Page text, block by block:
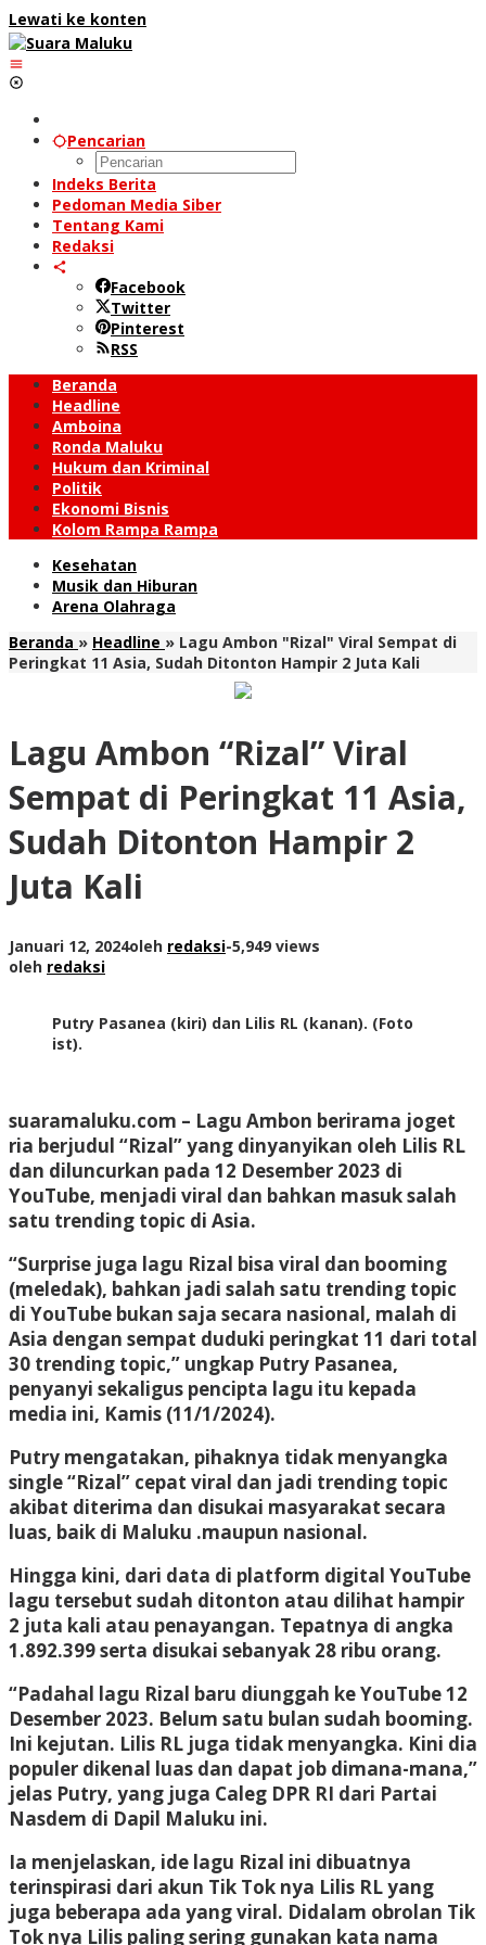
Lewati ke konten
Pencarian
Indeks Berita
Pedoman Media Siber
Tentang Kami
Redaksi
Facebook
Twitter
Pinterest
RSS
Beranda
Headline
Amboina
Ronda Maluku
Hukum dan Kriminal
Politik
Ekonomi Bisnis
Kolom Rampa Rampa
Kesehatan
Musik dan Hiburan
Arena Olahraga
Beranda » Headline » Lagu Ambon "Rizal" Viral Sempat di
Peringkat 11 Asia, Sudah Ditonton Hampir 2 Juta Kali
Lagu Ambon “Rizal” Viral
Sempat di Peringkat 11 Asia,
Sudah Ditonton Hampir 2
Juta Kali
Januari 12, 2024oleh redaksi-5,949 views
oleh redaksi
Putry Pasanea (kiri) dan Lilis RL (kanan). (Foto
ist).
suaramaluku.com – Lagu Ambon berirama joget
ria berjudul “Rizal” yang dinyanyikan oleh Lilis RL
dan diluncurkan pada 12 Desember 2023 di
YouTube, menjadi viral dan bahkan masuk salah
satu trending topic di Asia.
“Surprise juga lagu Rizal bisa viral dan booming
(meledak), bahkan jadi salah satu trending topic
di YouTube bukan saja secara nasional, malah di
Asia dengan sempat duduki peringkat 11 dari total
30 trending topic,” ungkap Putry Pasanea,
penyanyi sekaligus pencipta lagu itu kepada
media ini, Kamis (11/1/2024).
Putry mengatakan, pihaknya tidak menyangka
single “Rizal” cepat viral dan jadi trending topic
akibat diterima dan disukai masyarakat secara
luas, baik di Maluku .maupun nasional.
Hingga kini, dari data di platform digital YouTube
lagu tersebut sudah ditonton atau dilihat hampir
2 juta kali atau penayangan. Tepatnya di angka
1.892.399 serta disukai sebanyak 28 ribu orang.
“Padahal lagu Rizal baru diunggah ke YouTube 12
Desember 2023. Belum satu bulan sudah booming.
Ini kejutan. Lilis RL juga tidak menyangka. Kini dia
populer dikenal luas dan dapat job dimana-mana,”
jelas Putry, yang juga Caleg DPR RI dari Partai
Nasdem di Dapil Maluku ini.
Ia menjelaskan, ide lagu Rizal ini dibuatnya
terinspirasi dari akun Tik Tok nya Lilis RL yang
juga beberapa ada yang viral. Didalam obrolan Tik
Tok nya Lilis paling sering gunakan kata nama